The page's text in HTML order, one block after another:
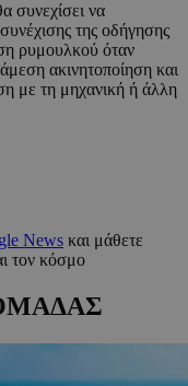
συνεχίσει να
της οδήγησης
ρυμουλκού όταν
ακινητοποίηση και
με τη μηχανική ή άλλη
News και μάθετε
τον κόσμο